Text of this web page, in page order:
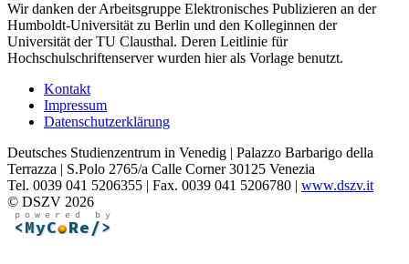
Wir danken der Arbeitsgruppe Elektronisches Publizieren an der
Humboldt-Universität zu Berlin und den Kolleginnen der
Universität der TU Clausthal. Deren Leitlinie für
Hochschulschriftenserver wurden hier als Vorlage benutzt.
Kontakt
Impressum
Datenschutzerklärung
Deutsches Studienzentrum in Venedig | Palazzo Barbarigo della
Terrazza | S.Polo 2765/a Calle Corner 30125 Venezia
Tel. 0039 041 5206355 | Fax. 0039 041 5206780 | www.dszv.it
© DSZV 2026